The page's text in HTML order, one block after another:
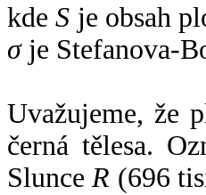
kdeS je obsah
σje Stefanova-
Uvažujeme, že
černá tělesa.
SlunceR (696